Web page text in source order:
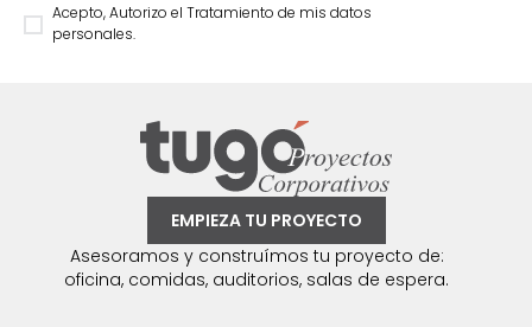
Acepto, Autorizo el Tratamiento de mis datos
personales.
EMPIEZA TU PROYECTO
Asesoramos y construímos tu proyecto de:
oficina, comidas, auditorios, salas de espera.